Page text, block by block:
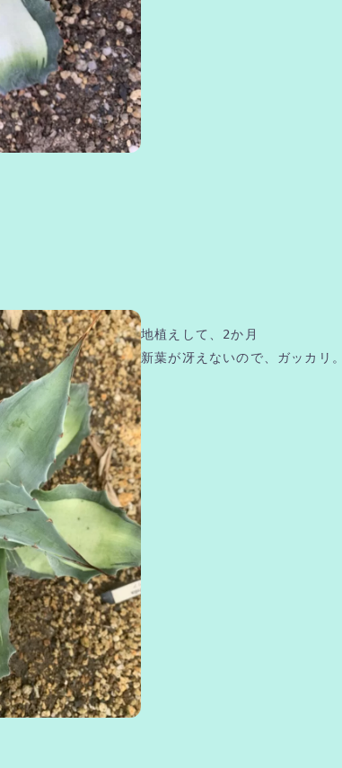
地植えして、2か月
新葉が冴えないので、ガッカリ